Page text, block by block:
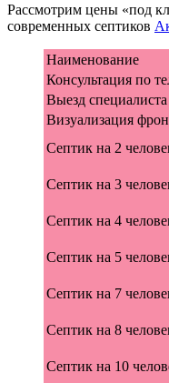
Рассмотрим цены «под
современных септиков
Наименование
Консультация по
Выезд
Визуализация
Септик на 2
Септик на 3
Септик на 4
Септик на 5
Септик на 7
Септик на 8
Септик на 10